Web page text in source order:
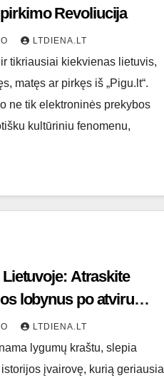
Revoliucija
LTDIENA.LT
tikriausiai kiekvienas lietuvis,
matęs ar pirkęs iš „Pigu.lt“.
ne tik elektroninės prekybos
kultūriniu fenomenu,
Atraskite
lobynus po atviru
LTDIENA.LT
lygumų kraštu, slepia
įvairovę, kurią geriausia